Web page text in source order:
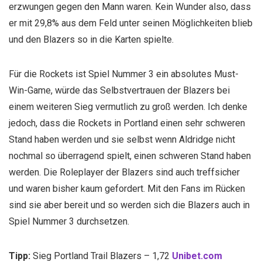
erzwungen gegen den Mann waren. Kein Wunder also, dass
er mit 29,8% aus dem Feld unter seinen Möglichkeiten blieb
und den Blazers so in die Karten spielte.
Für die Rockets ist Spiel Nummer 3 ein absolutes Must-
Win-Game, würde das Selbstvertrauen der Blazers bei
einem weiteren Sieg vermutlich zu groß werden. Ich denke
jedoch, dass die Rockets in Portland einen sehr schweren
Stand haben werden und sie selbst wenn Aldridge nicht
nochmal so überragend spielt, einen schweren Stand haben
werden. Die Roleplayer der Blazers sind auch treffsicher
und waren bisher kaum gefordert. Mit den Fans im Rücken
sind sie aber bereit und so werden sich die Blazers auch in
Spiel Nummer 3 durchsetzen.
Tipp: Sieg Portland Trail Blazers – 1,72 Unibet.com